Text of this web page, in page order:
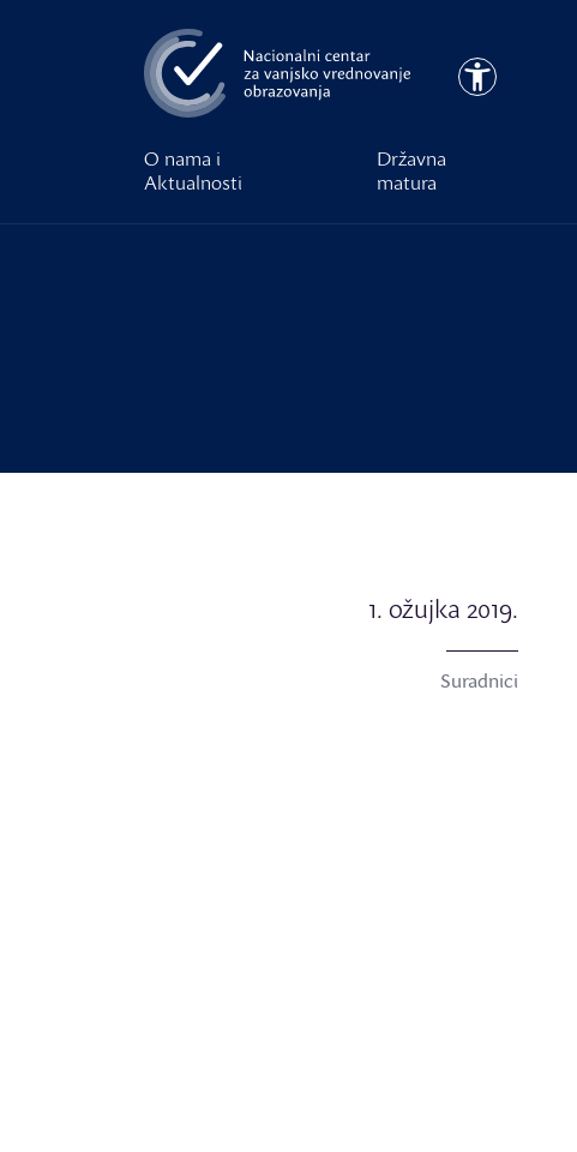
Pristupačnost
O nama i
Aktualnosti
Državna
matura
1. ožujka 2019.
Suradnici